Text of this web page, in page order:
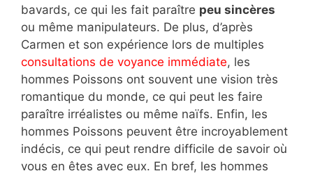
bavards, ce qui les fait paraître peu sincères
ou même manipulateurs. De plus, d’après
Carmen et son expérience lors de multiples
consultations de voyance immédiate, les
hommes Poissons ont souvent une vision très
romantique du monde, ce qui peut les faire
paraître irréalistes ou même naïfs. Enfin, les
hommes Poissons peuvent être incroyablement
indécis, ce qui peut rendre difficile de savoir où
vous en êtes avec eux. En bref, les hommes